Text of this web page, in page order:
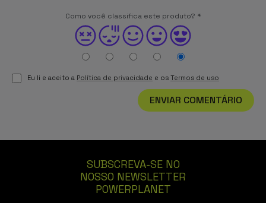
Como você classifica este produto? *
Eu li e aceito a Política de privacidade e os Termos de uso
ENVIAR COMENTÁRIO
SUBSCREVA-SE NO
NOSSO NEWSLETTER
POWERPLANET